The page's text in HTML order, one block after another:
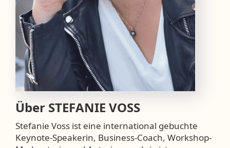
Über STEFANIE VOSS
Stefanie Voss ist eine international gebuchte
Keynote-Speakerin, Business-Coach, Workshop-